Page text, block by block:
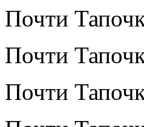
Почти
Почти
Почти